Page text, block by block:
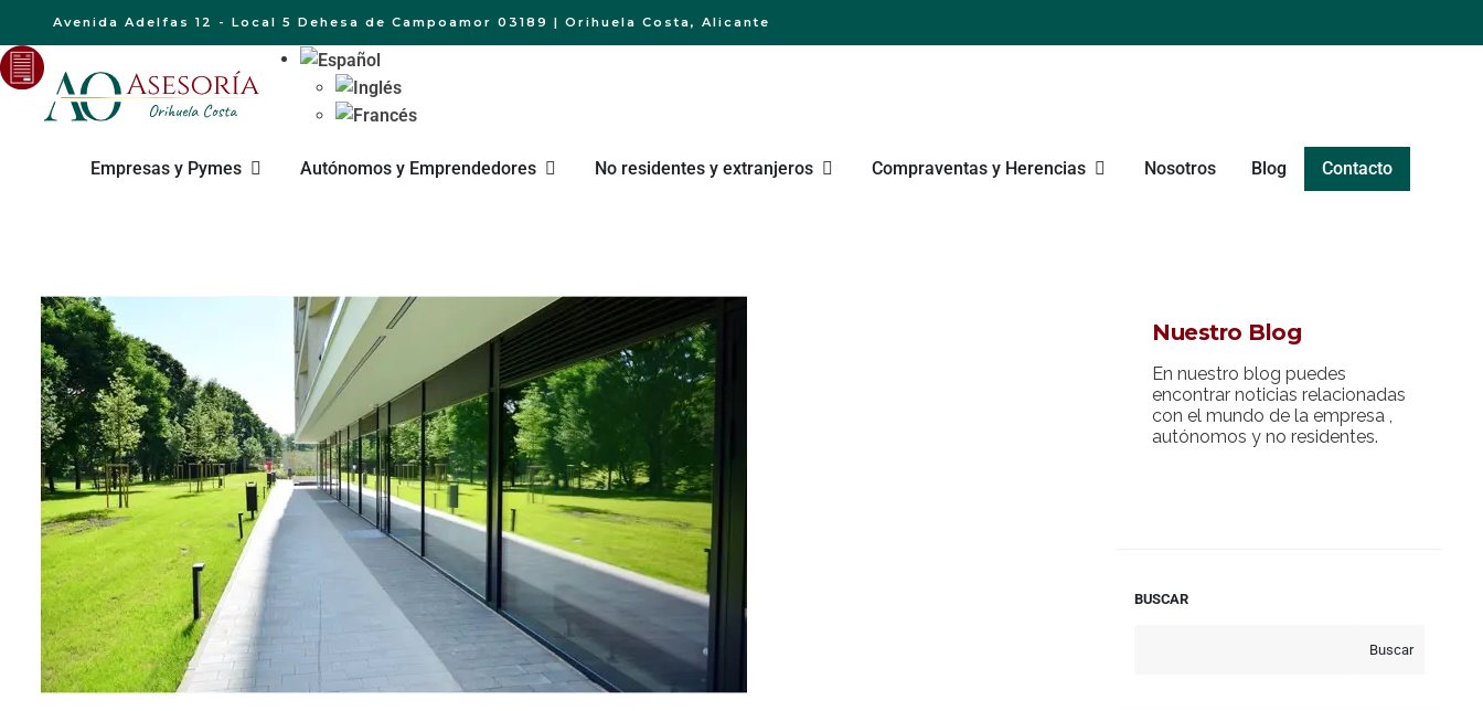
Avenida Adelfas 12 - Local 5 Dehesa de Campoamor 03189 | Orihuela Costa, Alicante
Empresas y Pymes Autónomos y Emprendedores No residentes y extranjeros Compraventas y Herencias Nosotros Blog Contacto
Nuestro Blog
En nuestro blog puedes
encontrar noticias relacionadas
con el mundo de la empresa ,
autónomos y no residentes.
BUSCAR
Buscar